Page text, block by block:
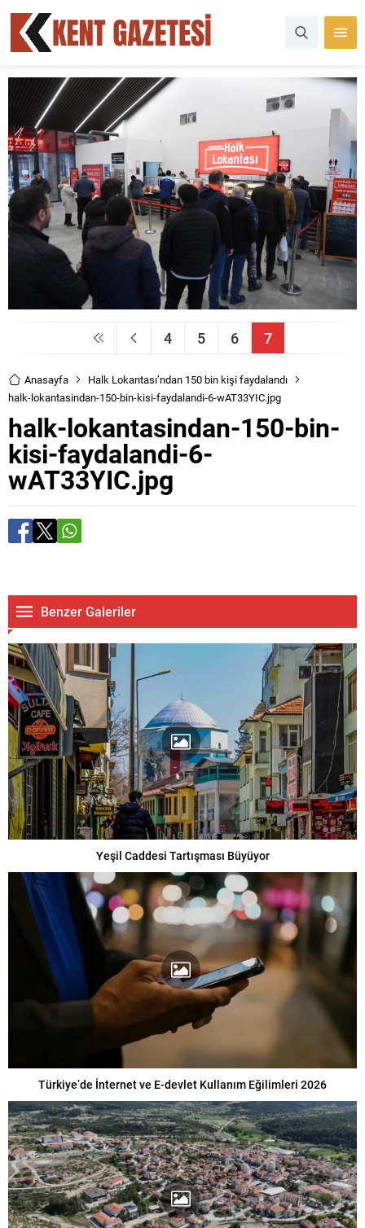
4 5 6 7
Anasayfa
Halk Lokantası’ndan 150 bin kişi faydalandı
halk-lokantasindan-150-bin-kisi-faydalandi-6-wAT33YIC.jpg
halk-lokantasindan-150-bin-
kisi-faydalandi-6-
wAT33YIC.jpg
Benzer Galeriler
Yeşil Caddesi Tartışması Büyüyor
Türkiye’de İnternet ve E-devlet Kullanım Eğilimleri 2026